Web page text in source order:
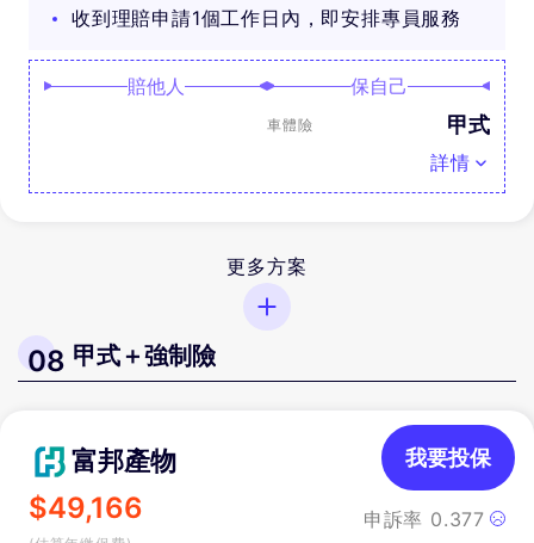
收到理賠申請1個工作日內，即安排專員服務
賠他人 保自己
車體險 甲式
詳情
更多方案
08 甲式＋強制險
富邦產物
$49,166 申訴率 0.377
我要投保